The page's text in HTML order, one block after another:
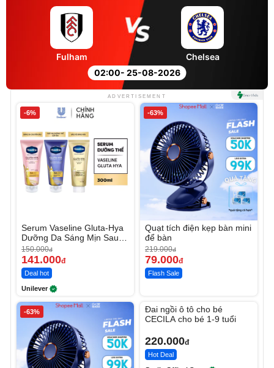
02:00- 25-08-2026
Fulham Chelsea
ADVERTISEMENT
-6%
Serum Vaseline Gluta-Hya
Dưỡng Da Sáng Mịn Sau 7
Ngày
150.000đ
141.000đ
Deal hot
Unilever
-63%
Quạt tích điện kẹp bàn mini
để bàn
219.000đ
79.000đ
Flash Sale
-63%
Đai ngồi ô tô cho bé
CECILA cho bé 1-9 tuổi
220.000đ
Hot Deal